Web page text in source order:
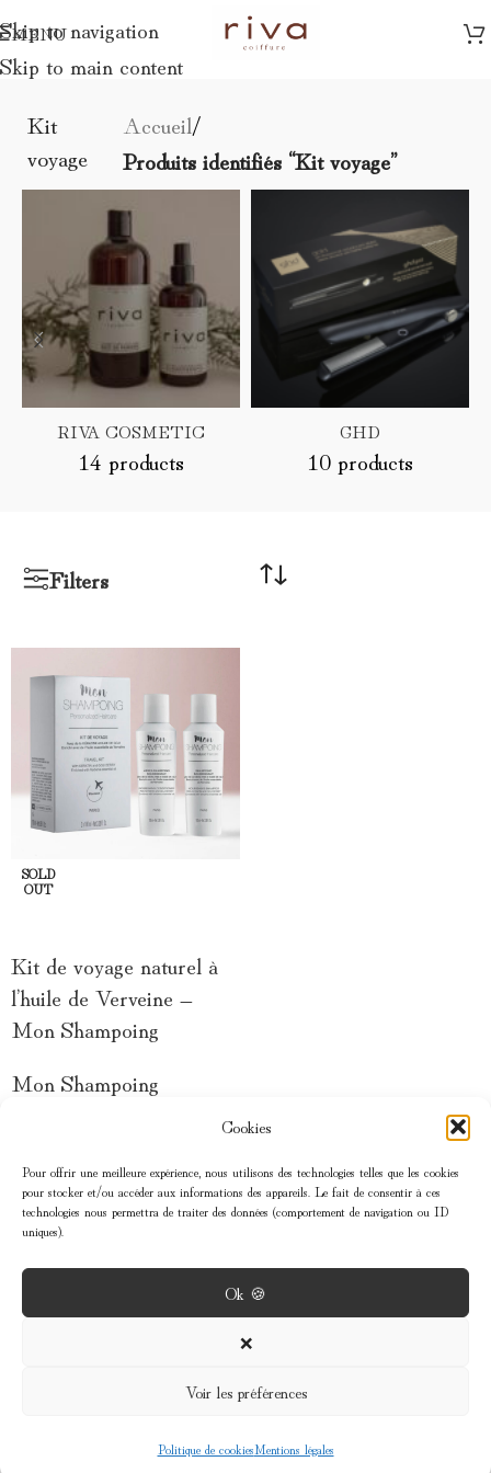
Cookies
Pour offrir une meilleure expérience, nous utilisons des technologies telles que les cookies
pour stocker et/ou accéder aux informations des appareils. Le fait de consentir à ces
technologies nous permettra de traiter des données (comportement de navigation ou ID
uniques).
Ok 🍪
❌
Voir les préférences
Politique de cookiesMentions légales
Skip to navigation
Skip to main content
MENU
Kit
voyage
Accueil/
Produits identifiés “Kit voyage”
RIVA COSMETIC
14 products
GHD
10 products
Filters
SOLD
OUT
Kit de voyage naturel à
l’huile de Verveine –
Mon Shampoing
Mon Shampoing